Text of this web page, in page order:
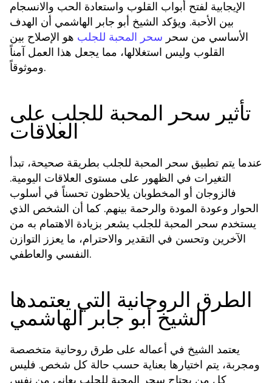
الإيجابية لفتح أبواب القلوب واستعادة الحب والانسجام
بين الأحبة. ويؤكد الشيخ أبو جابر الهاشمي أن الهدف
الأساسي من سحر سحر المحبة للجلب هو الإصلاح بين
القلوب وليس استغلالها، مما يجعل هذا العمل آمناً
وموثوقاً.
تأثير سحر المحبة للجلب على
العلاقات
عندما يتم تطبيق سحر المحبة للجلب بطريقة صحيحة، تبدأ
التغيرات في الظهور على مستوى العلاقات اليومية.
فالزوجان أو المخطوبان يلاحظون تحسناً في أسلوب
الحوار وعودة المودة والرحمة بينهم. كما أن الشخص الذي
يستخدم سحر المحبة للجلب يشعر بزيادة الاهتمام به من
الآخرين وتحسن في التقدير والاحترام، ما يعزز التوازن
النفسي والعاطفي.
الطرق الروحانية التي يعتمدها
الشيخ أبو جابر الهاشمي
يعتمد الشيخ في أعماله على طرق روحانية متخصصة
ومجربة، يتم اختيارها بعناية حسب حالة كل شخص. فليس
كل من يحتاج سحر المحبة للجلب يعاني من نفس